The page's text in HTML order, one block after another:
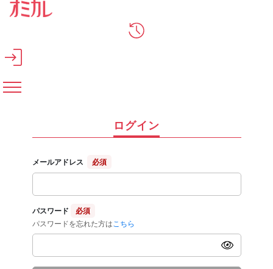
メインコンテンツへスキップ
ログイン
メールアドレス 必須
パスワード
必須
パスワードを忘れた方は こちら